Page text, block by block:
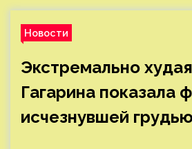
Новости
Экстремально
Гагарина показала
исчезнувшей